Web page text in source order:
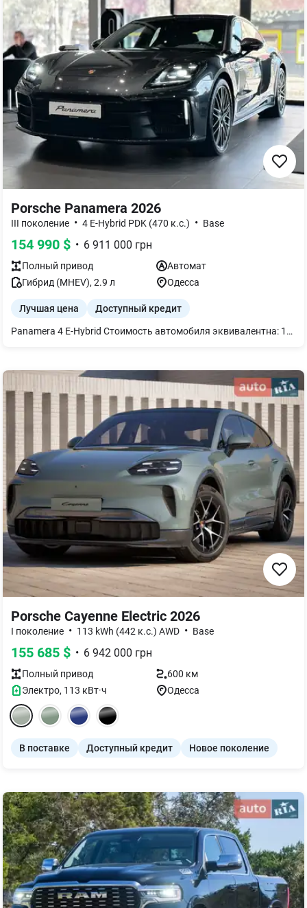
Porsche Panamera 2026
III поколение • 4 E-Hybrid PDK (470 к.с.) • Base
154 990 $ • 6 911 000 грн
Полный привод
Автомат
Гибрид (MHEV), 2.9 л Одесса
Лучшая цена Доступный кредит
Panamera 4 E-Hybrid Стоимость автомобиля эквивалентна: 135 500 Євро Автомобиль в наличии, представлен в Порше Центр Одеса Складской номер: O05466 Номер VIN: WP0ZZZYAZTL031519 Цвет автомобиля: Серый / Volcano Grey Metallic Цвет салона: Частично кожаный салон, черного цвета Дополнительное оборудование: 21-дюймовые диски 911 Turbo Design Комфортные передние сиденья (14-позиционные с электроприводом и пакетом памяти) Кожаное спортивное рулевое колесо GT, с подогревом Подогрев всех сидений Вентиляция передних сидений Дисплей пассажира Аудиосистема BOSE Surround Sound System Бесключевой доступ Четырехзонный автоматический климат-контроль Ассистент изменения полосы движения Логотип модели серебряного цвета Нижняя часть зеркал и основа зеркал черного цвета (глянец) Оформление окон серебристого цвета (глянец) Система обеспечения безопасности пешеходов Логотип "PORSCHE" серебряного цвета Усилитель руля Power steering plus Полный привод Пакет Sport Chrono Выхлопная система с двойными выхлопными трубами, из матовой нержавеющей стали 80-литровый топливный бак Адаптивная пневматическая подвеска в сочетании с системой PASM Протиугонные колесные болты Система контроля давления в шинах Герметик для шин и воздушный компрессор Коврики передние и задние Пакет интерьера Diamar, окрашенный в цвет Silvershade Система крепления ISOFIX сзади Накладки на пороги из матового алюминия, с логотипом модели Отделение для смартфона с беспроводной зарядкой Зарядка через бортовую сеть переменного тока, до 11 кВт Кабель для зарядки переменного тока длиной 6 м Матричные LED фары основного света Автоматическое затемнение всех зеркал ParkAssist включая камеру кругового обзора Система помощи при парковке с автоматическим управлением Система удержания в смысле движения Система комфортного закрытия дверей Сигнализация с системой внутреннего наблюдения Предупреждающий треугольник Выявление усталости водителя - Trade-In Кредит / лизинг Доставка по Украине и Европе
Porsche Cayenne Electric 2026
I поколение • 113 kWh (442 к.с.) AWD • Base
155 685 $ • 6 942 000 грн
Полный привод
600 км
Электро, 113 кВт·ч Одесса
В поставке Доступный кредит Новое поколение